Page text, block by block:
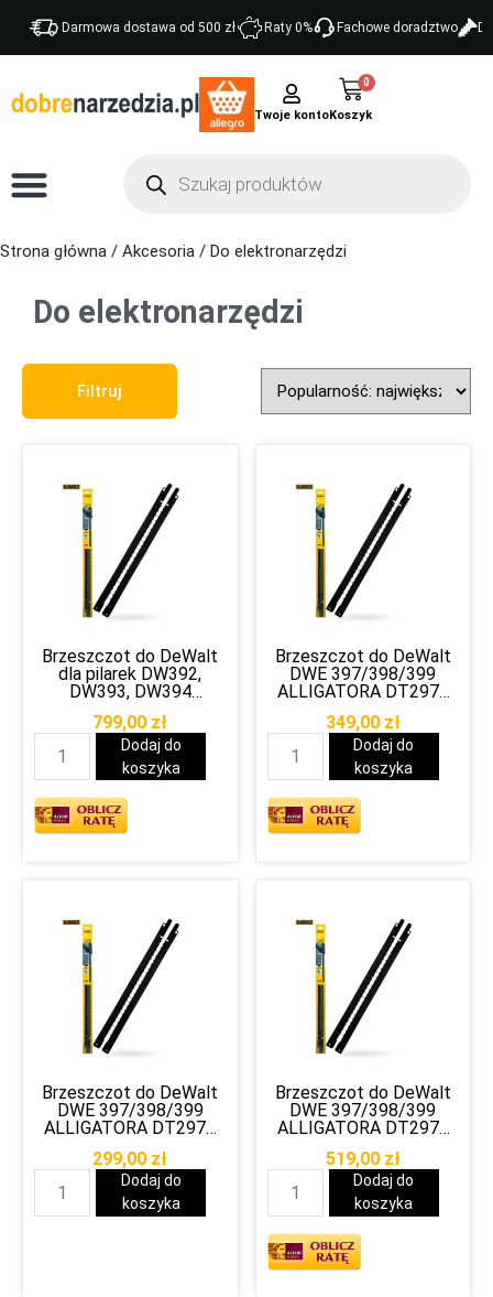
Darmowa dostawa od 500 zł Raty 0% Fachowe doradztwo
Twoje konto
0
Strona główna / Akcesoria / Do elektronarzędzi
Do elektronarzędzi
Filtruj
Brzeszczot do DeWalt
dla pilarek DW392,
DW393, DW394
przecinania pustaków
Porotherm
799,00 zł
Dodaj do
koszyka
Brzeszczot do DeWalt
DWE 397/398/399
ALLIGATORA DT2974
Porotherm
349,00 zł
Dodaj do
koszyka
Brzeszczot do DeWalt
DWE 397/398/399
ALLIGATORA DT2975
Gazobetonu
299,00 zł
Dodaj do
koszyka
Brzeszczot do DeWalt
DWE 397/398/399
ALLIGATORA DT2976
Porotherm
519,00 zł
Dodaj do
koszyka